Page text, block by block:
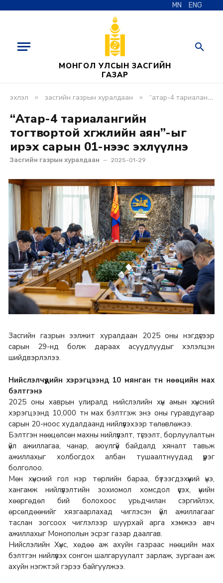
MN ENG
МОНГОЛ УЛСЫН ЗАСГИЙН
ГАЗАР
эхлэл » засгийн газрын хуралдаан » “атар-4 тариалангийн тогтвортой хөгжлийн аян”-ыг ирэх сарын 01-нээс эхлүүлнэ
“Атар-4 тариалангийн
тогтвортой хөгжлийн аян”-ыг
ирэх сарын 01-нээс эхлүүлнэ
Засгийн газрын хуралдаан 2025-01-29
Засгийн газрын ээлжит хуралдаан 2025 оны нэгдүгээр
сарын 29-нд болж дараах асуудлуудыг хэлэлцэн
шийдвэрлэлээ.
Нийслэлчүүдийн хэрэгцээнд 10 мянган тн нөөцийн мах
бэлтгэнэ
2025 оны хаврын улиралд нийслэлийн хүн амын хүнсний
хэрэгцээнд 10,000 тн мах бэлтгэж энэ оны гуравдугаар
сарын 20-ноос худалдаанд нийлүүлэхээр төлөвлөжээ.
Бэлтгэн нөөцөлсөн махны нийлүүлэлт, түгээлт, борлуулалтын
үйл ажиллагаа, чанар, аюулгүй байдалд хяналт тавьж
ажиллахыг холбогдох албан тушаалтнуудад үүрэг
болголоо.
Мөн хүнсний гол нэр төрлийн бараа, бүтээгдэхүүний үнэ,
хангамж нийлүүлэлтийн зохиомол хомсдол үүсэх, үнийн
хөөргөдөл бий болохоос урьдчилан сэргийлэх,
өрсөлдөөнийг хязгаарлахад чиглэсэн үйл ажиллагааг
таслан зогсоох чиглэлээр шуурхай арга хэмжээ авч
ажиллахыг Монополын эсрэг газар даалгав.
Нийслэлийн Хүнс, хөдөө аж ахуйн газраас нөөцийн мах
бэлтгэн нийлүүлэх сонгон шалгаруулалт зарлаж, зургаан аж
ахуйн нэгжтэй гэрээ байгуулжээ.